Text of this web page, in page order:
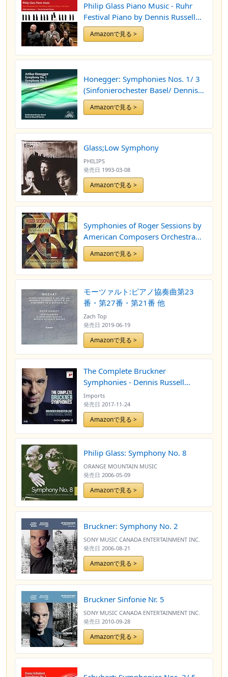
Philip Glass Piano Music - Ruhr
Festival Piano by Dennis Russell
Davies and Maki Namekawa
(2009-11-10)
Amazonで見る >
Honegger: Symphonies Nos. 1/ 3
(Sinfonierochester Basel/ Dennis
Russell Davies) (Solo Musica: SOB
002) by Sinfonierochester Basel
Amazonで見る >
Glass;Low Symphony
PHILIPS
発売日 1993-03-08
Amazonで見る >
Symphonies of Roger Sessions by
American Composers Orchestra
(2008-06-10)
Amazonで見る >
モーツァルト:ピアノ協奏曲第23
番・第27番・第21番 他
Zach Top
発売日 2019-06-19
Amazonで見る >
The Complete Bruckner
Symphonies - Dennis Russell
Davies
Imports
発売日 2017-11-24
Amazonで見る >
Philip Glass: Symphony No. 8
ORANGE MOUNTAIN MUSIC
発売日 2006-05-09
Amazonで見る >
Bruckner: Symphony No. 2
SONY MUSIC CANADA ENTERTAINMENT INC.
発売日 2006-08-21
Amazonで見る >
Bruckner Sinfonie Nr. 5
SONY MUSIC CANADA ENTERTAINMENT INC.
発売日 2010-09-28
Amazonで見る >